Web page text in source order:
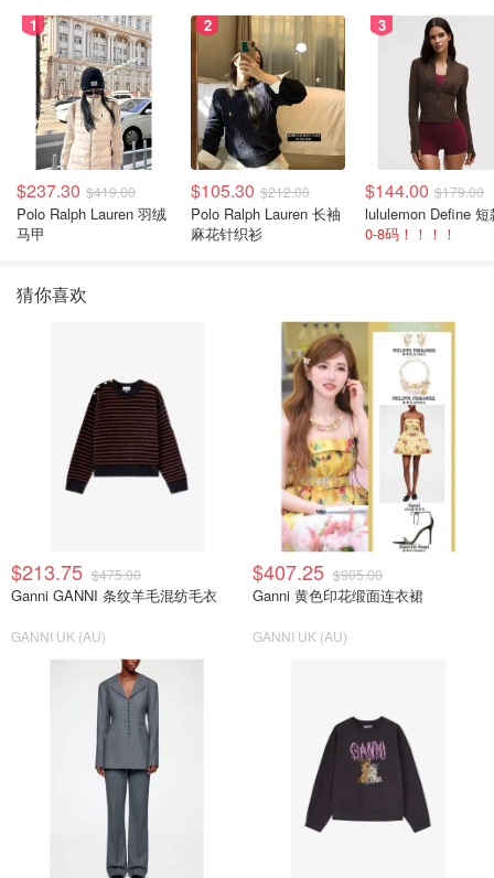
1
$237.30 $419.00
Polo Ralph Lauren 羽绒
马甲
2
$105.30 $212.00
Polo Ralph Lauren 长袖
麻花针织衫
3
$144.00 $179.00
0-8码！！！！
猜你喜欢
$213.75 $475.00
Ganni GANNI 条纹羊毛混纺毛衣
GANNI UK (AU)
$407.25 $905.00
Ganni 黄色印花缎面连衣裙
GANNI UK (AU)